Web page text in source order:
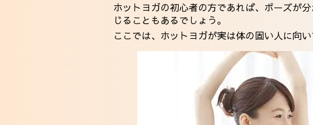
ホットヨガの初心者の方であれば、ポーズが
じることもあるでしょう。
ここでは、ホットヨガが実は体の固い人に向